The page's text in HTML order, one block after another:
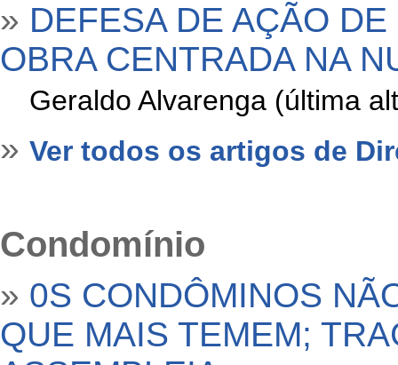
» DEFESA DE AÇÃO
OBRA CENTRADA NA
Geraldo Alvarenga (última
» Ver todos os artigos de
Condomínio
» 0S CONDÔMINOS
QUE MAIS TEMEM;